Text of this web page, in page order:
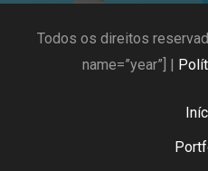
Todos os direitos
name=”year”] |